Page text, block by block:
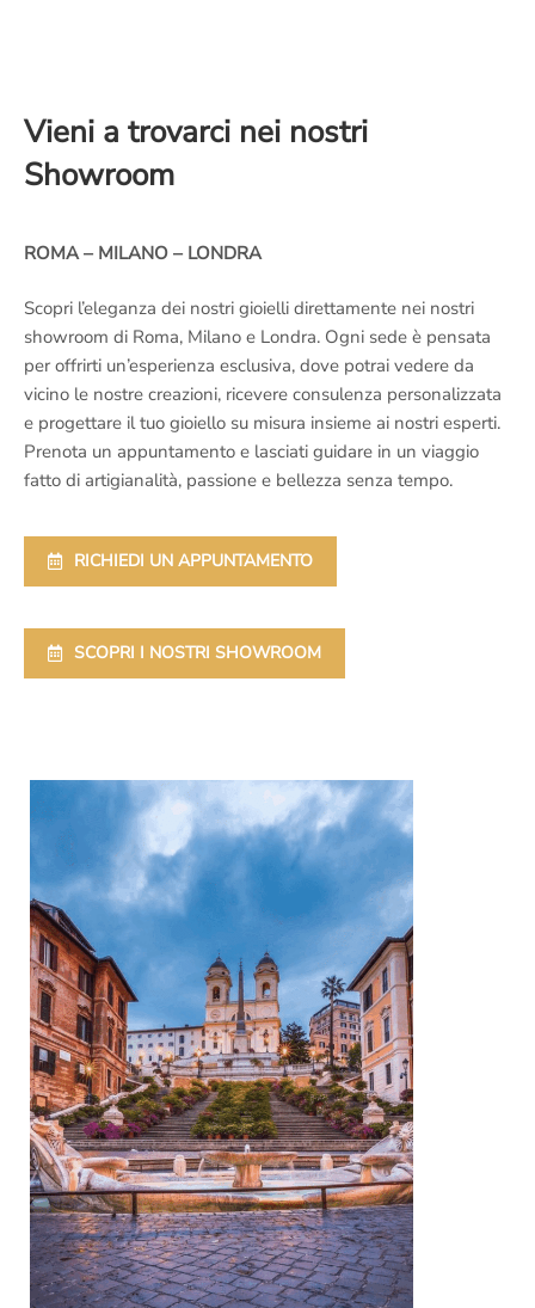
Vieni a trovarci nei nostri
Showroom
ROMA – MILANO – LONDRA
Scopri l’eleganza dei nostri gioielli direttamente nei nostri
showroom di Roma, Milano e Londra. Ogni sede è pensata
per offrirti un’esperienza esclusiva, dove potrai vedere da
vicino le nostre creazioni, ricevere consulenza personalizzata
e progettare il tuo gioiello su misura insieme ai nostri esperti.
Prenota un appuntamento e lasciati guidare in un viaggio
fatto di artigianalità, passione e bellezza senza tempo.
RICHIEDI UN APPUNTAMENTO
SCOPRI I NOSTRI SHOWROOM